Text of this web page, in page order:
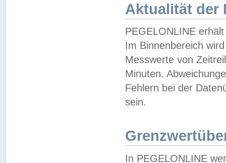
Aktualität der
PEGELONLINE
Im Binnenbereich
Messwerte von
Minuten.
Fehlern bei der
sein.
In PEGELONLINE